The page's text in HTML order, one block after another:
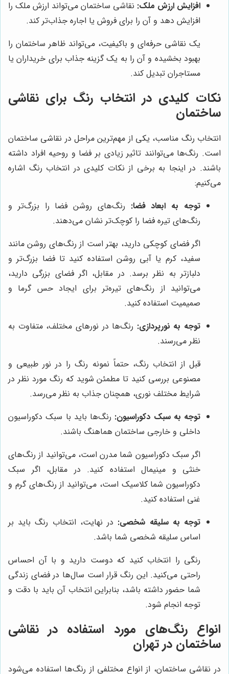
افزایش ارزش ملک: نقاشی ساختمان می‌تواند ارزش ملک را
افزایش دهد و آن را برای فروش یا اجاره جذاب‌تر کند.
یک نقاشی حرفه‌ای و باکیفیت، می‌تواند ظاهر ساختمان را
بهبود بخشیده و آن را به یک گزینه جذاب برای خریداران یا
مستاجران تبدیل کند.
نکات کلیدی در انتخاب رنگ برای نقاشی
ساختمان
انتخاب رنگ مناسب، یکی از مهم‌ترین مراحل در نقاشی ساختمان
است. رنگ‌ها می‌توانند تاثیر زیادی بر فضا و روحیه افراد داشته
باشند. در اینجا به برخی از نکات کلیدی در انتخاب رنگ اشاره
می‌کنیم:
توجه به ابعاد فضا: رنگ‌های روشن فضا را بزرگ‌تر و
رنگ‌های تیره فضا را کوچک‌تر نشان می‌دهند.
اگر فضای کوچکی دارید، بهتر است از رنگ‌های روشن مانند
سفید، کرم یا آبی روشن استفاده کنید تا فضا بزرگ‌تر و
دلبازتر به نظر برسد. در مقابل، اگر فضای بزرگی دارید،
می‌توانید از رنگ‌های تیره‌تر برای ایجاد حس گرما و
صمیمیت استفاده کنید.
توجه به نورپردازی: رنگ‌ها در نورهای مختلف، متفاوت به
نظر می‌رسند.
قبل از انتخاب رنگ، حتماً نمونه رنگ را در نور طبیعی و
مصنوعی بررسی کنید تا مطمئن شوید که رنگ مورد نظر در
شرایط مختلف نوری، همچنان جذاب به نظر می‌رسد.
توجه به سبک دکوراسیون: رنگ‌ها باید با سبک دکوراسیون
داخلی و خارجی ساختمان هماهنگ باشند.
اگر سبک دکوراسیون شما مدرن است، می‌توانید از رنگ‌های
خنثی و مینیمال استفاده کنید. در مقابل، اگر سبک
دکوراسیون شما کلاسیک است، می‌توانید از رنگ‌های گرم و
غنی استفاده کنید.
توجه به سلیقه شخصی: در نهایت، انتخاب رنگ باید بر
اساس سلیقه شخصی شما باشد.
رنگی را انتخاب کنید که دوست دارید و با آن احساس
راحتی می‌کنید. این رنگ قرار است سال‌ها در فضای زندگی
شما حضور داشته باشد، بنابراین انتخاب آن باید با دقت و
توجه انجام شود.
انواع رنگ‌های مورد استفاده در نقاشی
ساختمان در تهران
در نقاشی ساختمان، از انواع مختلفی از رنگ‌ها استفاده می‌شود